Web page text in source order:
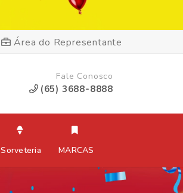
Área do Representante
Fale Conosco
(65) 3688-8888
Sorveteria MARCAS